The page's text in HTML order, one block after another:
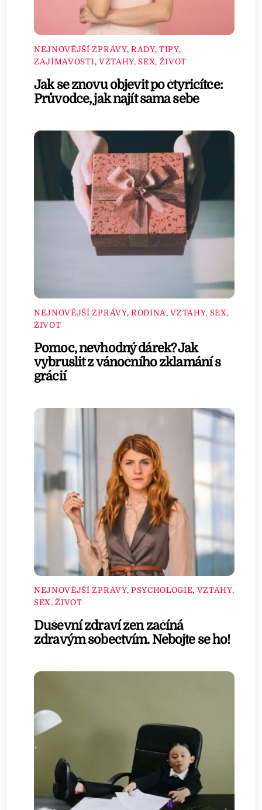
NEJNOVĚJŠÍ ZPRÁVY, RADY, TIPY,
ZAJÍMAVOSTI, VZTAHY, SEX, ŽIVOT
Jak se znovu objevit po čtyřicítce:
Průvodce, jak najít sama sebe
NEJNOVĚJŠÍ ZPRÁVY, RODINA,VZTAHY, SEX,
ŽIVOT
Pomoc, nevhodný dárek? Jak
vybruslit z vánočního zklamání s
grácií
NEJNOVĚJŠÍ ZPRÁVY, PSYCHOLOGIE, VZTAHY,
SEX, ŽIVOT
Duševní zdraví žen začíná
zdravým sobectvím. Nebojte se ho!